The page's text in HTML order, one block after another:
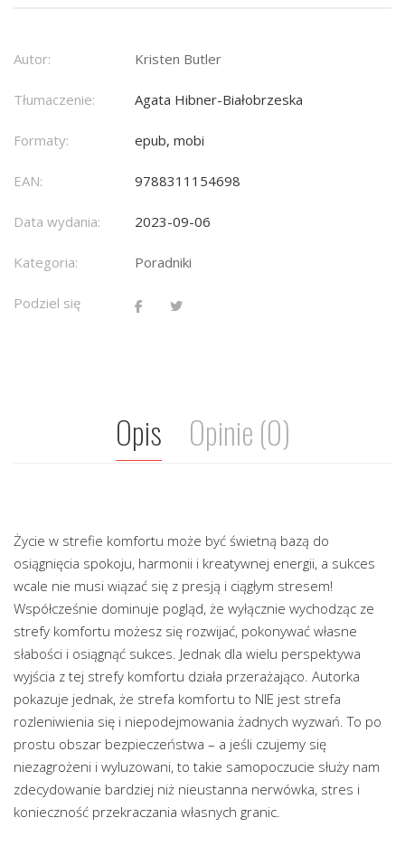
Autor: Kristen Butler
Tłumaczenie: Agata Hibner-Białobrzeska
Formaty: epub, mobi
EAN: 9788311154698
Data wydania: 2023-09-06
Kategoria: Poradniki
Podziel się
Opis Opinie (0)
Życie w strefie komfortu może być świetną bazą do
osiągnięcia spokoju, harmonii i kreatywnej energii, a sukces
wcale nie musi wiązać się z presją i ciągłym stresem!
Współcześnie dominuje pogląd, że wyłącznie wychodząc ze
strefy komfortu możesz się rozwijać, pokonywać własne
słabości i osiągnąć sukces. Jednak dla wielu perspektywa
wyjścia z tej strefy komfortu działa przerażająco. Autorka
pokazuje jednak, że strefa komfortu to NIE jest strefa
rozleniwienia się i niepodejmowania żadnych wyzwań. To po
prostu obszar bezpieczeństwa – a jeśli czujemy się
niezagrożeni i wyluzowani, to takie samopoczucie służy nam
zdecydowanie bardziej niż nieustanna nerwówka, stres i
konieczność przekraczania własnych granic.